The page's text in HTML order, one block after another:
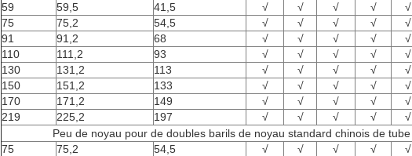
59
59,5 41,5 √ √ √ √ √
75
75,2 54,5 √ √ √ √ √
91
91,2 68 √ √ √ √ √
110
111,2 93 √ √ √ √ √
130
131,2 113 √ √ √ √ √
150
151,2 133 √ √ √ √ √
170
171,2 149 √ √ √ √ √
219
225,2 197 √ √ √ √ √
Peu de noyau pour de doubles barils de noyau standard chinois de tube
75
75,2 54,5 √ √ √ √ √